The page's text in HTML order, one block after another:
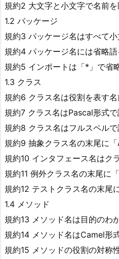
規約2 大文字と小文字で名前
1.2 パッケージ
規約3 パッケージ名はすべて
規約4 パッケージ名には省略
規約5 インポートは「*」で省
1.3 クラス
規約6 クラス名は役割を表す名
規約7 クラス名はPascal形式で
規約8 クラス名はフルスペルで
規約9 抽象クラス名の末尾に
規約10 インタフェース名はク
規約11 例外クラス名の末尾に
規約12 テストクラス名の末尾
1.4 メソッド
規約13 メソッド名は目的のわ
規約14 メソッド名はCamel形
規約15 メソッドの役割の対称